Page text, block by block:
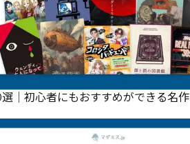
｜初心者にもおすすめができる名作